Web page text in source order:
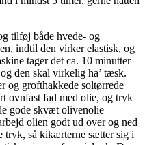
tilføj både hvede- og
indtil den virker elastisk, og
tager det ca. 10 minutter –
den skal virkelig ha’ tæsk.
grofthakkede soltørrede
ovnfast fad med olie, og tryk
gode skvæt olivenolie
olien godt ud over og ned
tryk, så kikærterne sætter sig i